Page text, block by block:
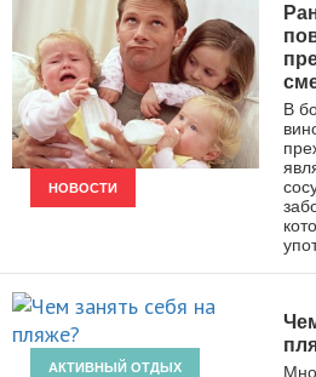
НОВОСТИ
В
АКТИВНЫЙ ОТДЫХ